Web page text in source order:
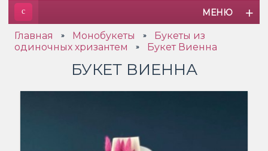
МЕНЮ
Главная » Монобукеты »
Букеты из
одиночных хризантем
» Букет Виенна
БУКЕТ ВИЕННА